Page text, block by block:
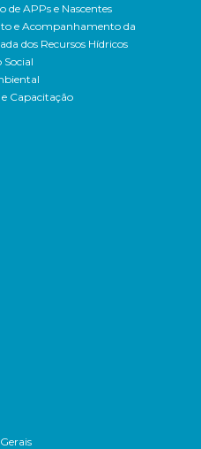
de APPs e Nascentes
e Acompanhamento da
dos Recursos Hídricos
Capacitação